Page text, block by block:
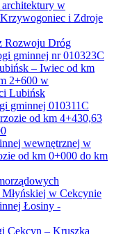
architektury w
i Zdroje
Rozwoju Dróg
gminnej nr 010323C
– Iwiec od km
2+600 w
Lubińsk
gminnej 010311C
od km 4+430,63
wewnętrznej w
od km 0+000 do km
w Cekcynie
Łosiny -
Cekcyn – Kruszka